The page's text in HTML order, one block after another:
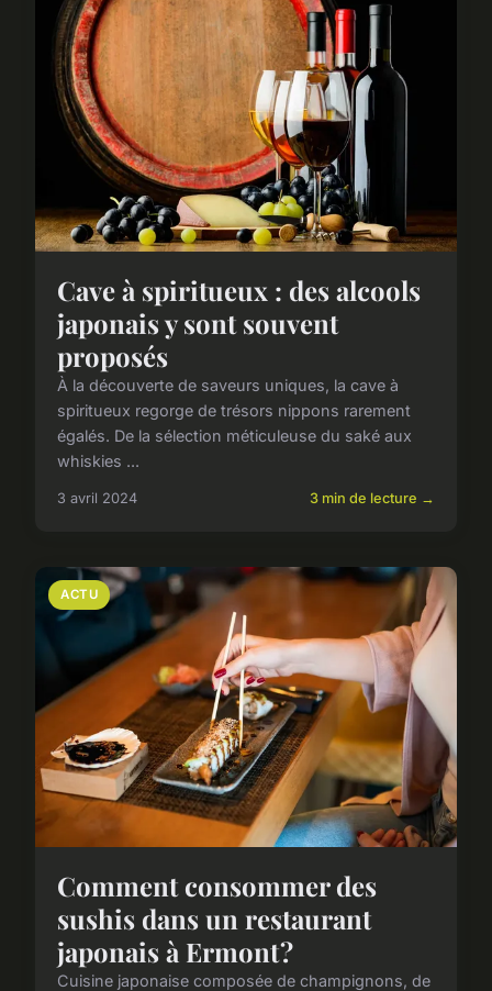
Cave à spiritueux : des alcools
japonais y sont souvent
proposés
À la découverte de saveurs uniques, la cave à
spiritueux regorge de trésors nippons rarement
égalés. De la sélection méticuleuse du saké aux
whiskies ...
3 avril 2024 3 min de lecture →
ACTU
Comment consommer des
sushis dans un restaurant
japonais à Ermont ?
Cuisine japonaise composée de champignons, de